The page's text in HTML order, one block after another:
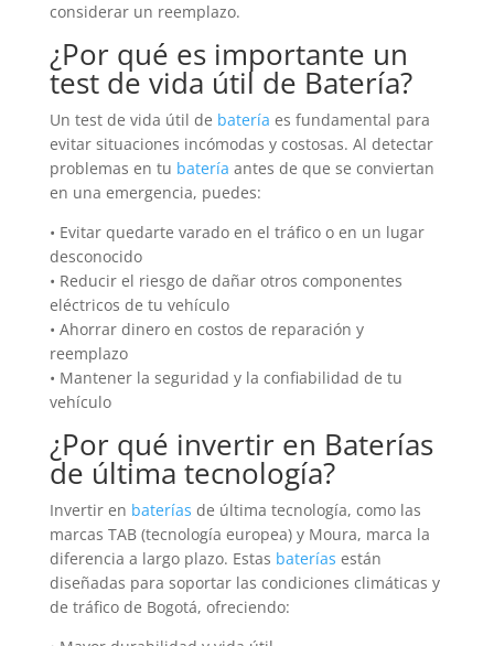
considerar un reemplazo.
¿Por qué es importante un
test de vida útil de Batería?
Un test de vida útil de batería es fundamental para
evitar situaciones incómodas y costosas. Al detectar
problemas en tu batería antes de que se conviertan
en una emergencia, puedes:
• Evitar quedarte varado en el tráfico o en un lugar
desconocido
• Reducir el riesgo de dañar otros componentes
eléctricos de tu vehículo
• Ahorrar dinero en costos de reparación y
reemplazo
• Mantener la seguridad y la confiabilidad de tu
vehículo
¿Por qué invertir en Baterías
de última tecnología?
Invertir en baterías de última tecnología, como las
marcas TAB (tecnología europea) y Moura, marca la
diferencia a largo plazo. Estas baterías están
diseñadas para soportar las condiciones climáticas y
de tráfico de Bogotá, ofreciendo: